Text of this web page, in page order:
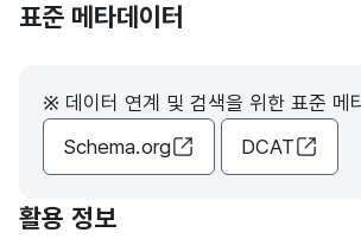
표준 메타데이터
※ 데이터 연계 및 검색을 위한 표준 메
Schema.org
DCAT
활용 정보